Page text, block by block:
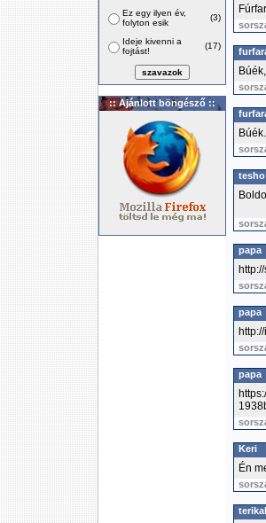
Ez egy ilyen év,
folyton esik
(3)
Ideje kivenni a
fojtást!
(17)
:: Ajánlott böngésző ::
Búék.
tesho
papa
papa
papa
Keri
Én